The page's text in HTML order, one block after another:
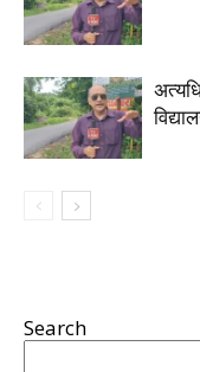
Search